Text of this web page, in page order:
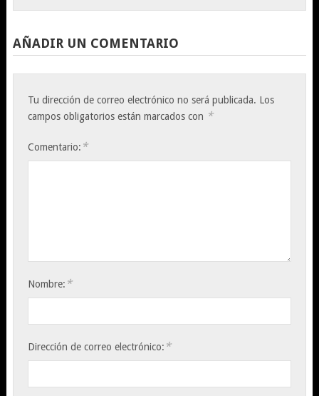
AÑADIR UN COMENTARIO
Tu dirección de correo electrónico no será publicada. Los
campos obligatorios están marcados con *
Comentario: *
Nombre: *
Dirección de correo electrónico: *